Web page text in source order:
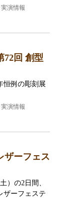
実演情報
回 創型
恒例の彫刻展
実演情報
ザーフェス
）の2日間、
ザーフェステ